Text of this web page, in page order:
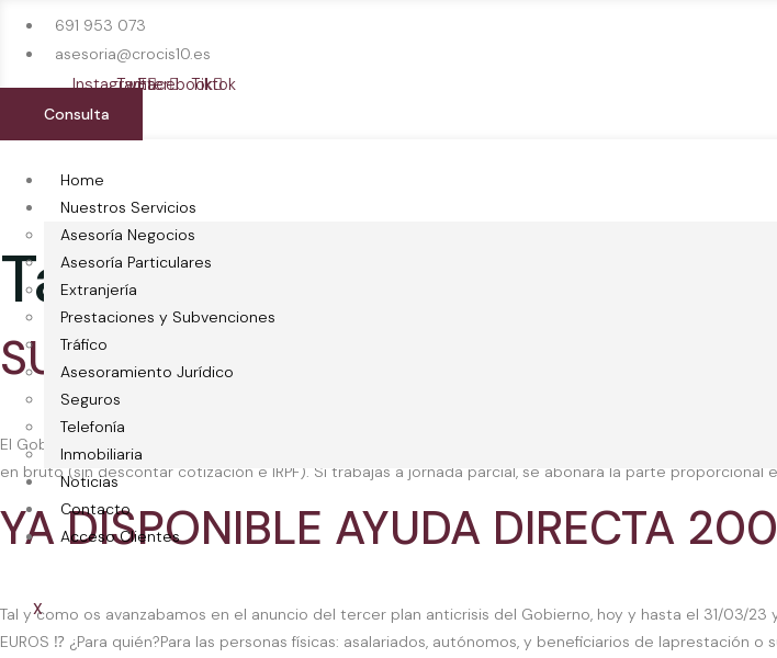
691 953 073
asesoria@crocis10.es
Instagram
Twitter
FacebookTiktok
Consulta
Home
Nuestros Servicios
Asesoría Negocios
Asesoría Particulares
Extranjería
Prestaciones y Subvenciones
Tráfico
Asesoramiento Jurídico
Seguros
Telefonía
Inmobiliaria
Noticias
Contacto
Acceso Clientes
X
Tag:autonomos
SUBIDA SALARIO MÍNIMO
El Gobierno aprueba la subida del Salario Minimo Interprofesional (SMI), con carácter retroactivo
en bruto (sin descontar cotización e IRPF). Si trabajas a jornada parcial, se abonará la parte proporcional
YA DISPONIBLE AYUDA DIRECTA
Tal y como os avanzabamos en el anuncio del tercer plan anticrisis del Gobierno, hoy y hasta el 31/03/
EUROS ⁉️ ¿Para quién?Para las personas físicas: asalariados, autónomos, y beneficiarios de laprestación